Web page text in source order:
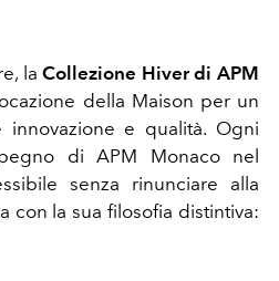
laCollezione Hiver di APM
della Maison per un
innovazione e qualità. Ogni
di APM Monaco nel
senza rinunciare alla
con la sua filosofia distintiva: